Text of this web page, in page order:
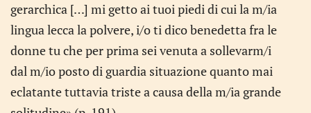
gerarchica […] mi getto ai tuoi piedi di cui la m/ia
lingua lecca la polvere, i/o ti dico benedetta fra le
donne tu che per prima sei venuta a sollevarm/i
dal m/io posto di guardia situazione quanto mai
eclatante tuttavia triste a causa della m/ia grande